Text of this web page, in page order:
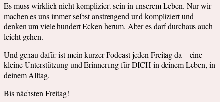
Es muss wirklich nicht kompliziert sein in unserem Leben. Nur wir
machen es uns immer selbst anstrengend und kompliziert und
denken um viele hundert Ecken herum. Aber es darf durchaus auch
leicht gehen.
Und genau dafür ist mein kurzer Podcast jeden Freitag da – eine
kleine Unterstützung und Erinnerung für DICH in deinem Leben, in
deinem Alltag.
Bis nächsten Freitag!